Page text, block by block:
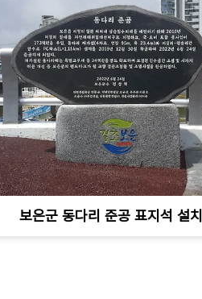
보은군 동다리 준공 표지석 설치